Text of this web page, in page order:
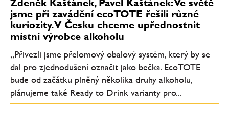
jsme při zavádění ecoTOTE řešili různé
kuriozity. V Česku chceme upřednostnit
místní výrobce alkoholu
„Přivezli jsme přelomový obalový systém, který by se
dal pro zjednodušení označit jako bečka. EcoTOTE
bude od začátku plněný několika druhy alkoholu,
plánujeme také Ready to Drink varianty pro...